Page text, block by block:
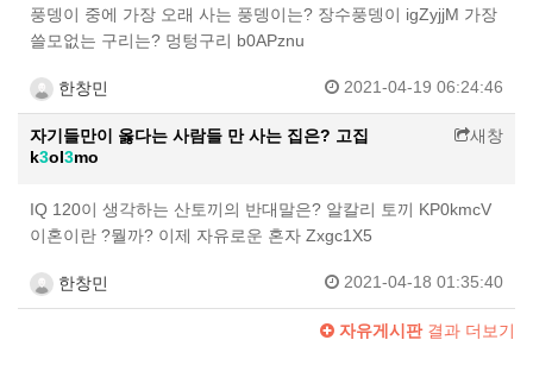
풍뎅이 중에 가장 오래 사는 풍뎅이는? 장수풍뎅이 igZyjjM 가장
쓸모없는 구리는? 멍텅구리 b0APznu
한창민 2021-04-19 06:24:46
자기들만이 옳다는 사람들 만 사는 집은? 고집
k3oI3mo
새창
IQ 120이 생각하는 산토끼의 반대말은? 알칼리 토끼 KP0kmcV
이혼이란 ?뭘까? 이제 자유로운 혼자 Zxgc1X5
한창민 2021-04-18 01:35:40
자유게시판결과 더보기